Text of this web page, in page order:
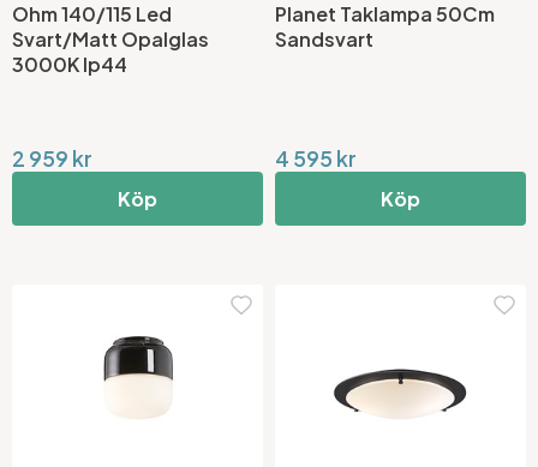
Ohm 140/115 Led
Svart/Matt Opalglas
3000K Ip44
2 959 kr
Köp
Planet Taklampa 50Cm
Sandsvart
4 595 kr
Köp